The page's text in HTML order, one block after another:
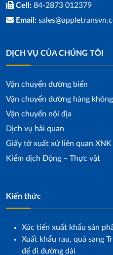
Cell: 84-2873 012379
Email:
DỊCH VỤ CỦA CHÚNG TÔI
Vận chuyển đường biển
Vận chuyển đường hàng không
Vận chuyển nội địa
Dịch vụ hải quan
Giấy tờ xuất xứ liên quan XNK
Kiểm dịch Động – Thực vật
Kiến thức
Xúc tiến xuất khẩu sản
Xuất khẩu rau, quả sang
để đi đường dài